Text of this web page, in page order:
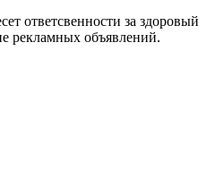
ответсвенности за здоровый
рекламных объявлений.